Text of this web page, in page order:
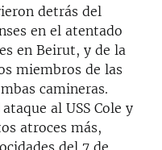
detrás del
en el atentado
en Beirut, y de la
miembros de las
camineras.
al USS Cole y
atroces más,
del 7 de